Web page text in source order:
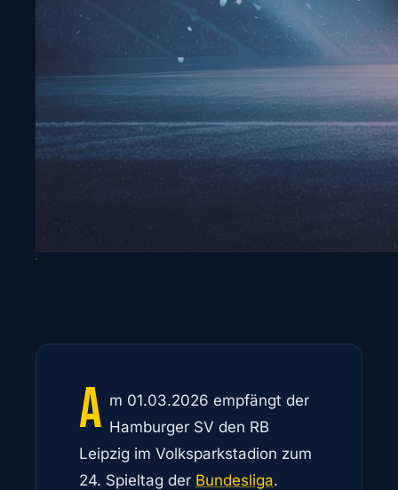
A m 01.03.2026 empfängt der
Hamburger SV den RB
Leipzig im Volksparkstadion zum
24. Spieltag der Bundesliga.